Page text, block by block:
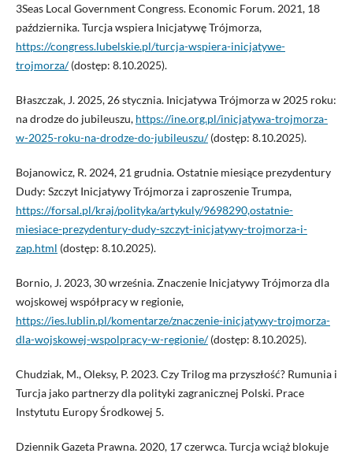
3Seas Local Government Congress. Economic Forum. 2021, 18
października. Turcja wspiera Inicjatywę Trójmorza,
https://congress.lubelskie.pl/turcja-wspiera-inicjatywe-
trojmorza/(dostęp: 8.10.2025).
Błaszczak, J. 2025, 26 stycznia. Inicjatywa Trójmorza w 2025 roku:
na drodze do jubileuszu, https://ine.org.pl/inicjatywa-trojmorza-
w-2025-roku-na-drodze-do-jubileuszu/(dostęp: 8.10.2025).
Bojanowicz, R. 2024, 21 grudnia. Ostatnie miesiące prezydentury
Dudy: Szczyt Inicjatywy Trójmorza i zaproszenie Trumpa,
https://forsal.pl/kraj/polityka/artykuly/9698290,ostatnie-
miesiace-prezydentury-dudy-szczyt-inicjatywy-trojmorza-i-
zap.html (dostęp: 8.10.2025).
Bornio, J. 2023, 30 września. Znaczenie Inicjatywy Trójmorza dla
wojskowej współpracy w regionie,
https://ies.lublin.pl/komentarze/znaczenie-inicjatywy-trojmorza-
dla-wojskowej-wspolpracy-w-regionie/(dostęp: 8.10.2025).
Chudziak, M., Oleksy, P. 2023. Czy Trilog ma przyszłość? Rumunia i
Turcja jako partnerzy dla polityki zagranicznej Polski. Prace
Instytutu Europy Środkowej 5.
Dziennik Gazeta Prawna. 2020, 17 czerwca. Turcja wciąż blokuje